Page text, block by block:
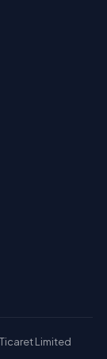
Limited